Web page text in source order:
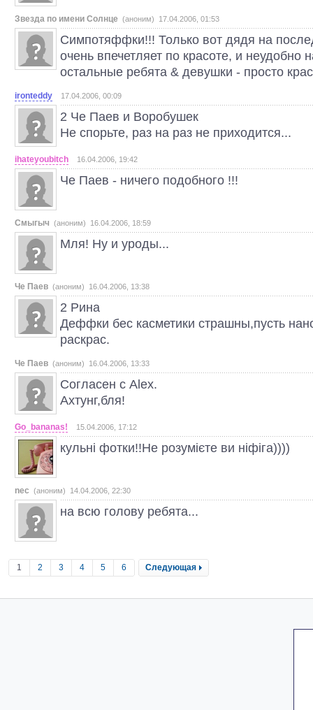
Звезда по имени Солнце (аноним) 17.04.2006, 01:53
Симпотяффки!!! Только вот дядя на
очень впечетляет по красоте, и неудобно
остальные ребята & девушки - просто
ironteddy 17.04.2006, 00:09
2 Че Паев и Воробушек
Не спорьте, раз на раз не приходится...
ihateyoubitch 16.04.2006, 19:42
Че Паев - ничего подобного !!!
Смыгыч (аноним) 16.04.2006, 18:59
Мля! Ну и уроды...
Че Паев (аноним) 16.04.2006, 13:38
2 Рина
Деффки бес касметики страшны,пусть
раскрас.
Че Паев (аноним) 16.04.2006, 13:33
Согласен с Alex.
Ахтунг,бля!
Go_bananas! 15.04.2006, 17:12
кульні фотки!!Не розумієте ви ніфіга))))
nec (аноним) 14.04.2006, 22:30
на всю голову ребята...
1 2 3 4 5 6 Следующая